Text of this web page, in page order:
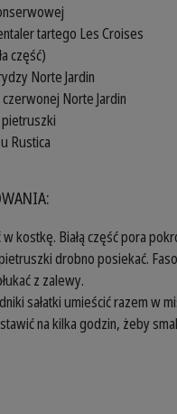
tartego Les Croises
część)
Norte Jardin
Norte Jardin
Rustica
kostkę. Białą część pora
drobno posiekać.
z zalewy.
sałatki umieścić razem w
na kilka godzin, żeby